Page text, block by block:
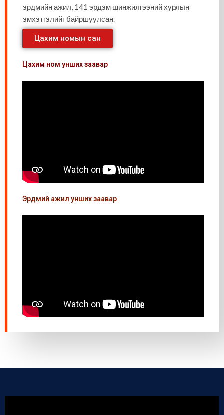
эрдмийн ажил, 141 эрдэм шинжилгээний хурлын
эмхэтгэлийг байршуулсан.
Цахим номын сан
Цахим ном унших заавар
Эрдмий ажил унших заавар